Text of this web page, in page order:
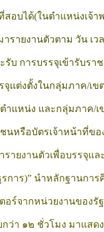
บได้(ในตำแหน่งเจ้
รายงานตัวตาม วัน
รับ การบรรจุเข้ารับ
แต่งตั้งในกลุ่มภาค/เ
แหน่ง และกลุ่มภาค/
หรือบัตรเจ้าหน้าที่ขอ
รายงานตัวเพื่อบรรจุแ
การ)” นำหลักฐานก
ร์จากหน่วยงานของ
ว่า ๑๒ ชั่วโมง มาแสด